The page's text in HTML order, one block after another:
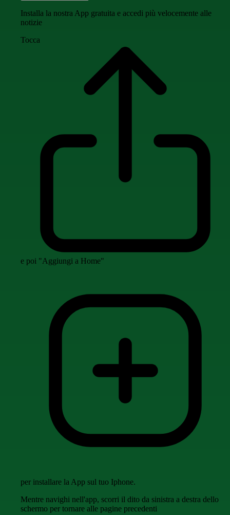
Installa la nostra App gratuita e accedi più velocemente alle
notizie
Tocca
e poi "Aggiungi a Home"
per installare la App sul tuo Iphone.
Mentre navighi nell'app, scorri il dito da sinistra a destra dello
schermo per tornare alle pagine precedenti